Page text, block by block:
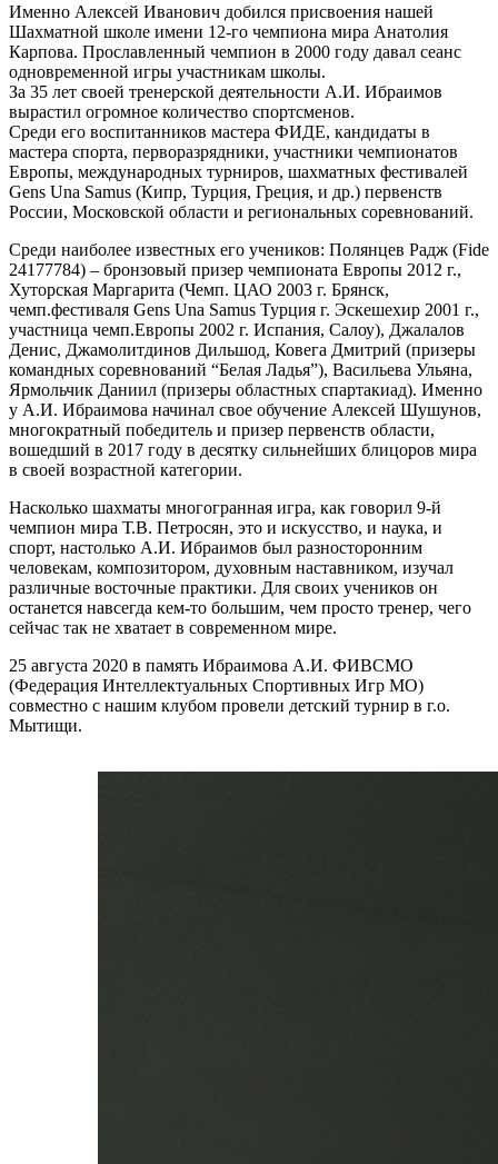
Именно Алексей Иванович добился присвоения нашей
Шахматной школе имени 12-го чемпиона мира Анатолия
Карпова. Прославленный чемпион в 2000 году давал сеанс
одновременной игры участникам школы.
За 35 лет своей тренерской деятельности А.И. Ибраимов
вырастил огромное количество спортсменов.
Среди его воспитанников мастера ФИДЕ, кандидаты в
мастера спорта, перворазрядники, участники чемпионатов
Европы, международных турниров, шахматных фестивалей
Gens Una Samus (Кипр, Турция, Греция, и др.) первенств
России, Московской области и региональных соревнований.
Среди наиболее известных его учеников: Полянцев Радж (Fide
24177784) – бронзовый призер чемпионата Европы 2012 г.,
Хуторская Маргарита (Чемп. ЦАО 2003 г. Брянск,
чемп.фестиваля Gens Una Samus Турция г. Эскешехир 2001 г.,
участница чемп.Европы 2002 г. Испания, Салоу), Джалалов
Денис, Джамолитдинов Дильшод, Ковега Дмитрий (призеры
командных соревнований “Белая Ладья”), Васильева Ульяна,
Ярмольчик Даниил (призеры областных спартакиад). Именно
у А.И. Ибраимова начинал свое обучение Алексей Шушунов,
многократный победитель и призер первенств области,
вошедший в 2017 году в десятку сильнейших блицоров мира
в своей возрастной категории.
Насколько шахматы многогранная игра, как говорил 9-й
чемпион мира Т.В. Петросян, это и искусство, и наука, и
спорт, настолько А.И. Ибраимов был разносторонним
человекам, композитором, духовным наставником, изучал
различные восточные практики. Для своих учеников он
останется навсегда кем-то большим, чем просто тренер, чего
сейчас так не хватает в современном мире.
25 августа 2020 в память Ибраимова А.И. ФИВСМО
(Федерация Интеллектуальных Спортивных Игр МО)
совместно с нашим клубом провели детский турнир в г.о.
Мытищи.